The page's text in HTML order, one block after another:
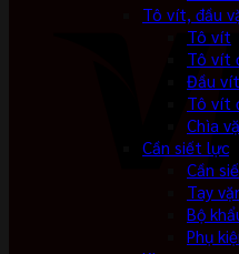
Tô vít, đầu
Tô vít
Tô vít
Đầu vít
Tô vít
Chìa
Cần siết lực
Cần
Tay
Bộ
Phụ